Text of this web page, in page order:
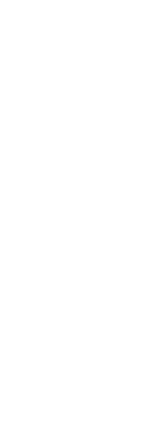
=